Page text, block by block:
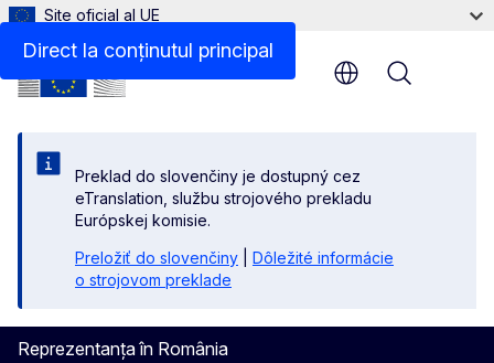
Direct la conținutul principal
Site oficial al UE
Preklad do slovenčiny je dostupný cez
eTranslation, službu strojového prekladu
Európskej komisie.
Preložiť do slovenčiny
Dôležité informácie
o strojovom preklade
Reprezentanța în România
Menu